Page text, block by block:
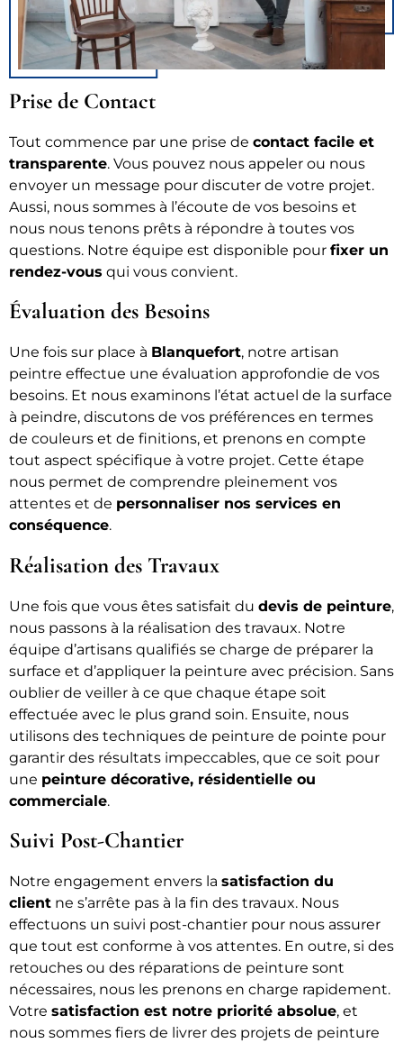
Prise de Contact
Tout commence par une prise de contact facile et
transparente. Vous pouvez nous appeler ou nous
envoyer un message pour discuter de votre projet.
Aussi, nous sommes à l’écoute de vos besoins et
nous nous tenons prêts à répondre à toutes vos
questions. Notre équipe est disponible pour fixer un
rendez-vous qui vous convient.
Évaluation des Besoins
Une fois sur place à Blanquefort, notre artisan
peintre effectue une évaluation approfondie de vos
besoins. Et nous examinons l’état actuel de la surface
à peindre, discutons de vos préférences en termes
de couleurs et de finitions, et prenons en compte
tout aspect spécifique à votre projet. Cette étape
nous permet de comprendre pleinement vos
attentes et de personnaliser nos services en
conséquence.
Réalisation des Travaux
Une fois que vous êtes satisfait du devis de peinture,
nous passons à la réalisation des travaux. Notre
équipe d’artisans qualifiés se charge de préparer la
surface et d’appliquer la peinture avec précision. Sans
oublier de veiller à ce que chaque étape soit
effectuée avec le plus grand soin. Ensuite, nous
utilisons des techniques de peinture de pointe pour
garantir des résultats impeccables, que ce soit pour
une peinture décorative, résidentielle ou
commerciale.
Suivi Post-Chantier
Notre engagement envers la satisfaction du
client ne s’arrête pas à la fin des travaux. Nous
effectuons un suivi post-chantier pour nous assurer
que tout est conforme à vos attentes. En outre, si des
retouches ou des réparations de peinture sont
nécessaires, nous les prenons en charge rapidement.
Votre satisfaction est notre priorité absolue, et
nous sommes fiers de livrer des projets de peinture